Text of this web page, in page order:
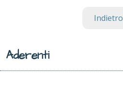
Indietro
Aderenti